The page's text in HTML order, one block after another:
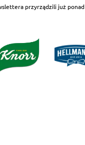
przyrządzili już ponad